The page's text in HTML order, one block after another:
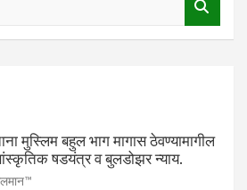
मुस्लिम बहुल भाग मागास ठेवण्यामागील
षडयंत्र व बुलडोझर न्याय.